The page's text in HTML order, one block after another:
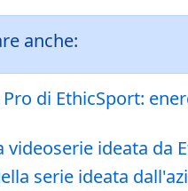
anche:
di EthicSport:
ideata da
serie ideata